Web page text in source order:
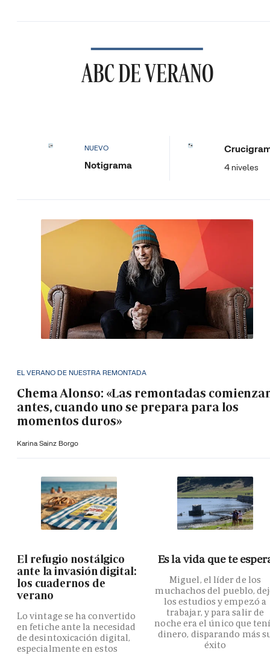
ABC DE VERANO
NUEVO
Notigrama 4 niveles
EL VERANO DE NUESTRA REMONTADA
Chema Alonso: «Las remontadas
antes, cuando uno se prepara para los
momentos duros»
Karina Sainz Borgo
El refugio nostálgico
ante la invasión digital:
los cuadernos de
verano
Lo vintage se ha convertido
en fetiche ante la necesidad
de desintoxicación digital,
especialmente en estos
Es la vida que te
Miguel, el líder de los
muchachos del pueblo,
los estudios y empezó a
trabajar, y para salir de
noche era el único que
dinero, disparando más
éxito